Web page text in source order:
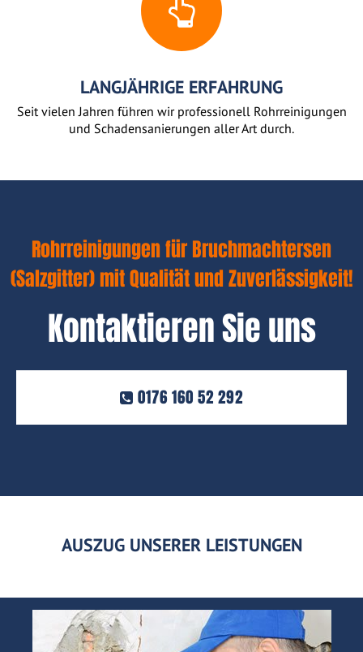
LANGJÄHRIGE ERFAHRUNG
Seit vielen Jahren führen wir professionell Rohrreinigungen
und Schadensanierungen aller Art durch.
Rohrreinigungen für Bruchmachtersen
(Salzgitter) mit Qualität und Zuverlässigkeit!
Kontaktieren Sie uns
0176 160 52 292
AUSZUG UNSERER LEISTUNGEN